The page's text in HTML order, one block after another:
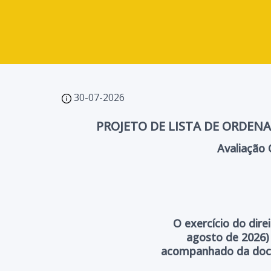
30-07-2026
PROJETO DE LISTA DE
Avaliação
O exercício do
agosto de
acompanhado da